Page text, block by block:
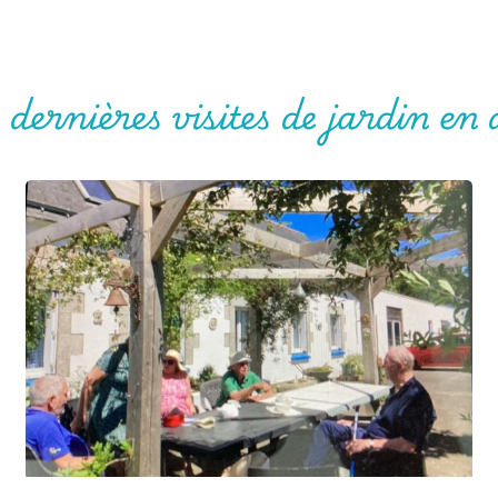
visites de jardin en